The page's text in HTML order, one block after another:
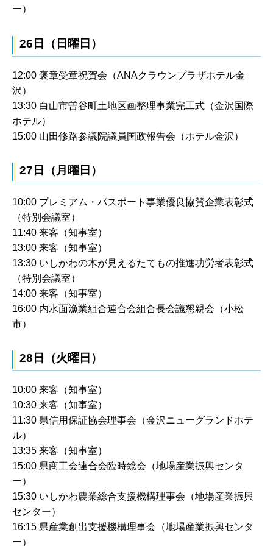
ー）
26日（日曜日）
12:00 褒章受章祝賀会（ANAクラウンプラザホテル金
沢）
13:30 白山市曽谷町土地区画整理事業完工式（金沢国際
ホテル）
15:00 山田修路参議院議員国政報告会（ホテル金沢）
27日（月曜日）
10:00 プレミアム・パスポート事業優良協賛企業表彰式
（特別会議室）
11:40 来客（知事室）
13:00 来客（知事室）
13:30 いしかわの木が見えるたてもの推進功労者表彰式
（特別会議室）
14:00 来客（知事室）
16:00 内水面漁業組合連合会組合長会議懇親会（小松
市）
28日（火曜日）
10:00 来客（知事室）
10:30 来客（知事室）
11:30 県信用保証協会理事会（金沢ニューグランドホテ
ル）
13:35 来客（知事室）
15:00 県商工会連合会臨時総会（地場産業振興センタ
ー）
15:30 いしかわ農業総合支援機構理事会（地場産業振興
センター）
16:15 県産業創出支援機構理事会（地場産業振興センタ
ー）